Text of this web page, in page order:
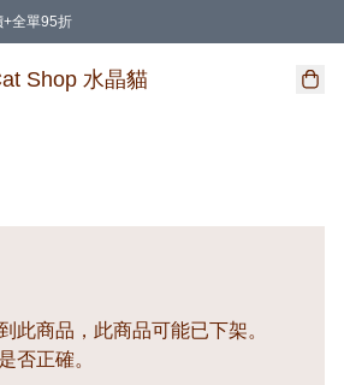
+全單95折
惠
Shop 水晶貓
此商品，此商品可能已下架。
否正確。